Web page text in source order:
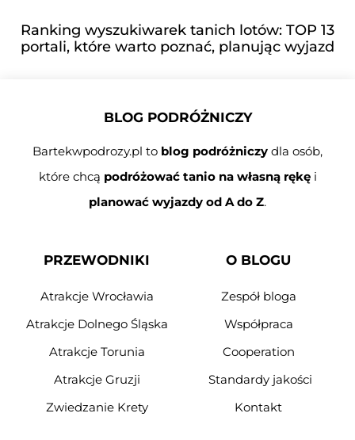
Ranking wyszukiwarek tanich lotów: TOP 13
portali, które warto poznać, planując wyjazd
BLOG PODRÓŻNICZY
Bartekwpodrozy.pl to blog podróżniczy dla osób,
które chcą podróżować tanio na własną rękęi
planować wyjazdy od A do Z.
PRZEWODNIKI
Atrakcje Wrocławia
Atrakcje Dolnego Śląska
Atrakcje Torunia
Atrakcje Gruzji
Zwiedzanie Krety
O BLOGU
Zespół bloga
Współpraca
Cooperation
Standardy jakości
Kontakt